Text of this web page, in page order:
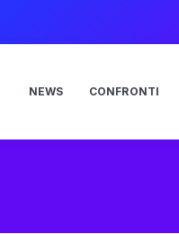
NEWS CONFRONTI